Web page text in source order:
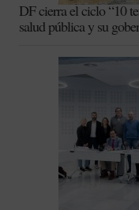
DF cierra el ciclo “10
salud pública y su